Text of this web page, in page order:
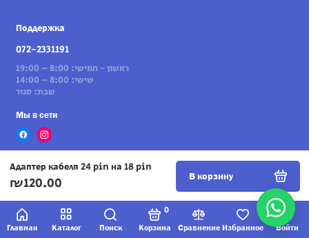
Главная Каталог Поиск Корзина
0
Сравнение Избранное Войти
Адаптер кабеля 24 pin на 18 pin
₪120.00 В корзину
Поддержка
072-2331191
ראשון - חמישי: 8:00 – 19:00
שישי: 8:00 – 14:00
שבת: סגור
Мы в сети